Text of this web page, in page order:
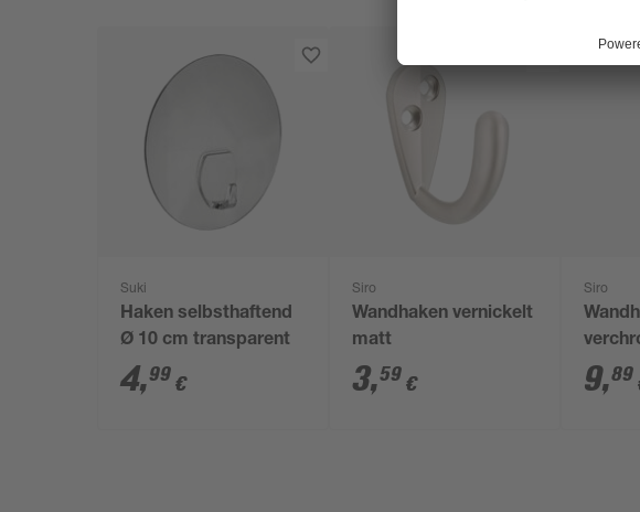
Suki
Haken selbsthaftend
Ø 10 cm transparent
4,99 €
Siro
Wandhaken vernickelt
matt
3,59 €
Siro
9,89